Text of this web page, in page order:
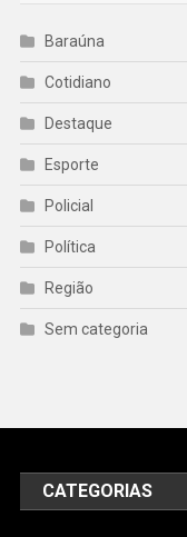
Baraúna
Cotidiano
Destaque
Esporte
Policial
Política
Região
Sem categoria
CATEGORIAS